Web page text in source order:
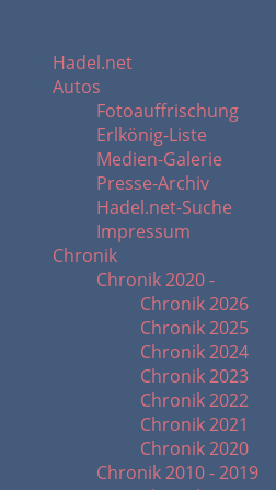
Hadel.net
Autos
Fotoauffrischung
Erlkönig-Liste
Medien-Galerie
Presse-Archiv
Hadel.net-Suche
Impressum
Chronik
Chronik 2020 -
Chronik 2026
Chronik 2025
Chronik 2024
Chronik 2023
Chronik 2022
Chronik 2021
Chronik 2020
Chronik 2010 - 2019